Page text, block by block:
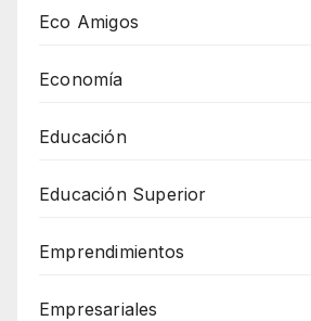
Eco Amigos
Economía
Educación
Educación Superior
Emprendimientos
Empresariales